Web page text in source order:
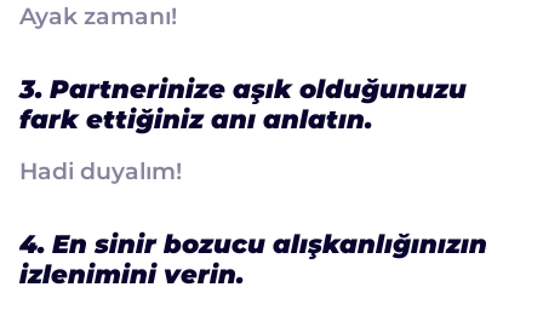
Ayak zamanı!
3. Partnerinize aşık olduğunuzu
fark ettiğiniz anı anlatın.
Hadi duyalım!
4. En sinir bozucu alışkanlığınızın
izlenimini verin.